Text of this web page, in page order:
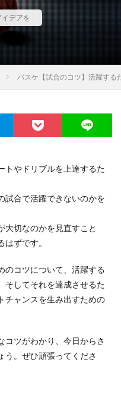
デアを
バスケ【試合のコツ】活躍する
トやドリブルを上達するた
試合で活躍できないのかを
大切なのかを見直すこと
ずです。
のコツについて、活躍する
そしてそれを達成させるた
チャンスを生み出すための
コツがわかり、今日からさ
う。ぜひ頑張ってくださ